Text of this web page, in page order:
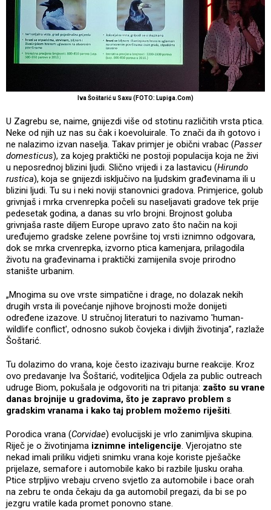
Iva Šoštarić u Saxu (FOTO: Lupiga.Com)
U Zagrebu se, naime, gnijezdi više od stotinu različitih vrsta ptica.
Neke od njih uz nas su čak i koevoluirale. To znači da ih gotovo i
ne nalazimo izvan naselja. Takav primjer je obični vrabac (Passer
domesticus), za kojeg praktički ne postoji populacija koja ne živi
u neposrednoj blizini ljudi. Slično vrijedi i za lastavicu (Hirundo
rustica), koja se gnijezdi isključivo na ljudskim građevinama ili u
blizini ljudi. Tu su i neki noviji stanovnici gradova. Primjerice, golub
grivnjaš i mrka crvenrepka počeli su naseljavati gradove tek prije
pedesetak godina, a danas su vrlo brojni. Brojnost goluba
grivnjaša raste diljem Europe upravo zato što način na koji
uređujemo gradske zelene površine toj vrsti iznimno odgovara,
dok se mrka crvenrepka, izvorno ptica kamenjara, prilagodila
životu na građevinama i praktički zamijenila svoje prirodno
stanište urbanim.
„Mnogima su ove vrste simpatične i drage, no dolazak nekih
drugih vrsta ili povećanje njihove brojnosti može donijeti
određene izazove. U stručnoj literaturi to nazivamo 'human-
wildlife conflict', odnosno sukob čovjeka i divljih životinja”, razlaže
Šoštarić.
Tu dolazimo do vrana, koje često izazivaju burne reakcije. Kroz
ovo predavanje Iva Šoštarić, voditeljica Odjela za public outreach
udruge Biom, pokušala je odgovoriti na tri pitanja: zašto su vrane
danas brojnije u gradovima, što je zapravo problem s
gradskim vranama i kako taj problem možemo riješiti
Porodica vrana (Corvidae) evolucijski je vrlo zanimljiva skupina.
Riječ je o životinjama iznimne inteligencije . Vjerojatno ste
nekad imali priliku vidjeti snimku vrana koje koriste pješačke
prijelaze, semafore i automobile kako bi razbile ljusku oraha.
Ptice strpljivo vrebaju crveno svjetlo za automobile i bace orah
na zebru te onda čekaju da ga automobil pregazi, da bi se po
jezgru vratile kada promet ponovno stane.